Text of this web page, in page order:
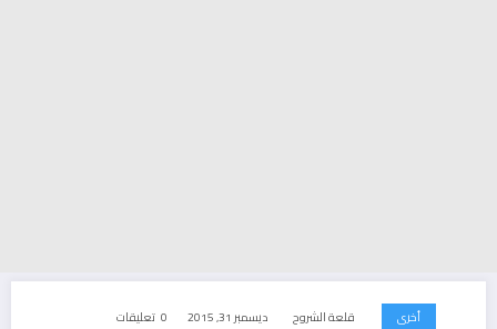
أخرى قلعة الشروح ديسمبر 31, 2015 0 تعليقات